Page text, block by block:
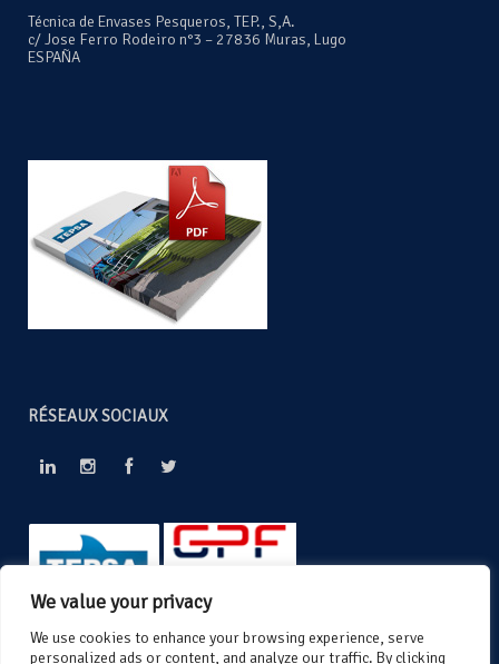
We value your privacy
We use cookies to enhance your browsing experience, serve
personalized ads or content, and analyze our traffic. By clicking
Técnica de Envases Pesqueros, TEP., S,A.
c/ Jose Ferro Rodeiro n°3 – 27836 Muras, Lugo
ESPAÑA
RÉSEAUX SOCIAUX